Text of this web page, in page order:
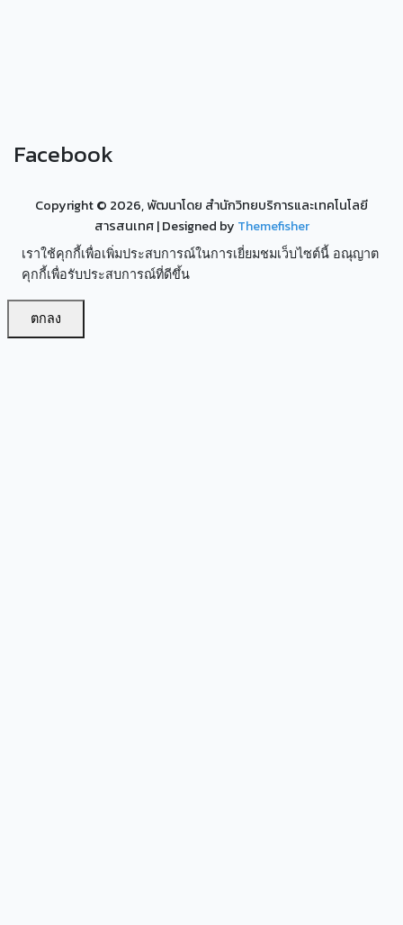
Facebook
Copyright © 2026, พัฒนาโดย สำนักวิทยบริการและเทคโนโลยี
สารสนเทศ| Designed by Themefisher
เราใช้คุกกี้เพื่อเพิ่มประสบการณ์ในการเยี่ยมชมเว็บไซต์นี้ อณุญาต
คุกกี้เพื่อรับประสบการณ์ที่ดีขึ้น
ตกลง